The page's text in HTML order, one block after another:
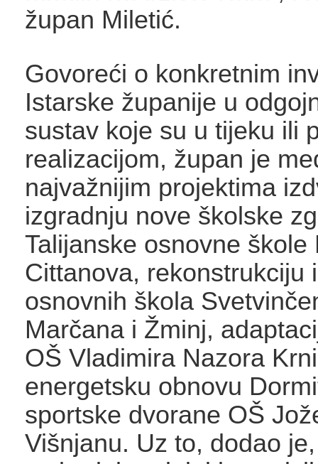
župan Miletić.
Govoreći o konkretnim
Istarske županije u
sustav koje su u tijeku ili
realizacijom, župan je
najvažnijim projektima
izgradnju nove školske
Talijanske osnovne škole
Cittanova, rekonstrukciju
osnovnih škola
Marčana i Žminj,
OŠ Vladimira Nazora
energetsku obnovu
sportske dvorane OŠ
Višnjanu. Uz to, dodao